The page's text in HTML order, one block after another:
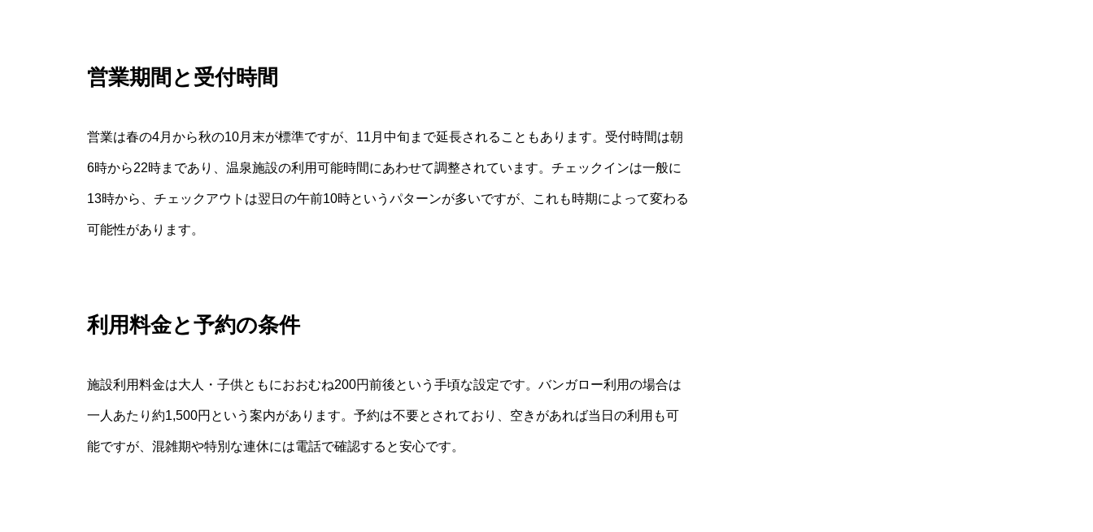
営業期間と受付時間
営業は春の4月から秋の10月末が標準ですが、11月中旬まで延長されることもあります。受付時間は朝
6時から22時まであり、温泉施設の利用可能時間にあわせて調整されています。チェックインは一般に
13時から、チェックアウトは翌日の午前10時というパターンが多いですが、これも時期によって変わる
可能性があります。
利用料金と予約の条件
施設利用料金は大人・子供ともにおおむね200円前後という手頃な設定です。バンガロー利用の場合は
一人あたり約1,500円という案内があります。予約は不要とされており、空きがあれば当日の利用も可
能ですが、混雑期や特別な連休には電話で確認すると安心です。